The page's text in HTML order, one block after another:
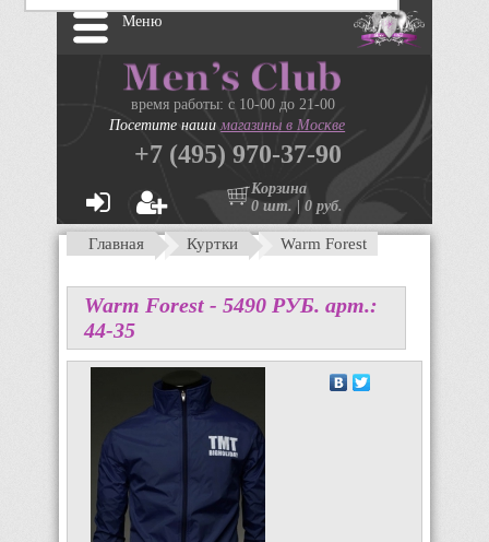
Меню
время работы: с 10-00 до 21-00
Посетите нашимагазины в Москве
+7 (495) 970-37-90
Корзина
0 шт. | 0 руб.
Главная Куртки Warm Forest
Warm Forest - 5490 PУБ. арт.:
44-35